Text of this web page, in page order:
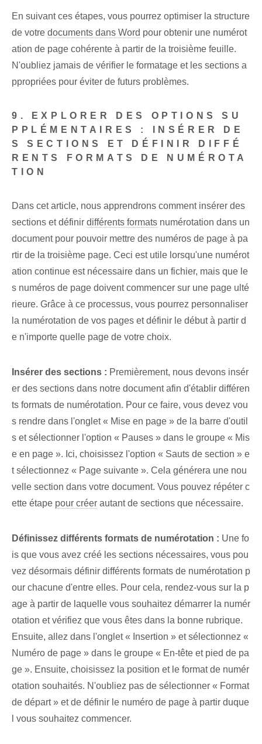
En suivant ces étapes, vous pourrez optimiser la structure
de votre documents dans Word pour obtenir une numérot
ation de page cohérente à partir de la troisième feuille.
N'oubliez jamais de vérifier le formatage et les sections a
ppropriées pour éviter de futurs problèmes.
9. EXPLORER DES OPTIONS SU
PPLÉMENTAIRES : INSÉRER DE
S SECTIONS ET DÉFINIR DIFFÉ
RENTS FORMATS DE NUMÉROTA
TION
Dans cet article, nous apprendrons comment insérer des
sections et définir différents formats numérotation dans un
document pour pouvoir mettre des numéros de page à pa
rtir de la troisième page. Ceci est utile lorsqu'une numérot
ation continue est nécessaire dans un fichier, mais que le
s numéros de page doivent commencer sur une page ulté
rieure. Grâce à ce processus, vous pourrez personnaliser
la numérotation de vos pages et définir le début à partir d
e n'importe quelle page de votre choix.
Insérer des sections : Premièrement, nous devons insér
er des sections dans notre document afin d'établir différen
ts formats de numérotation. Pour ce faire, vous devez vou
s rendre dans l'onglet « Mise en page » de la barre d'outil
s et sélectionner l'option « Pauses » dans le groupe « Mis
e en page ». Ici, choisissez l'option « Sauts de section » e
t sélectionnez « Page suivante ». Cela générera une nou
velle section dans votre document. Vous pouvez répéter c
ette étape pour créer autant de sections que nécessaire.
Définissez différents formats de numérotation : Une fo
is que vous avez créé les sections nécessaires, vous pou
vez désormais définir différents formats de numérotation p
our chacune d'entre elles. Pour cela, rendez-vous sur la p
age à partir de laquelle vous souhaitez démarrer la numér
otation et vérifiez que vous êtes dans la bonne rubrique.
Ensuite, allez dans l'onglet « Insertion » et sélectionnez «
Numéro de page » dans le groupe « En-tête et pied de pa
ge ». Ensuite, choisissez la position et le format de numér
otation souhaités. N'oubliez pas de sélectionner « Format
de départ » et de définir le numéro de page à partir duque
l vous souhaitez commencer.